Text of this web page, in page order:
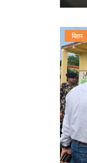
बिहार